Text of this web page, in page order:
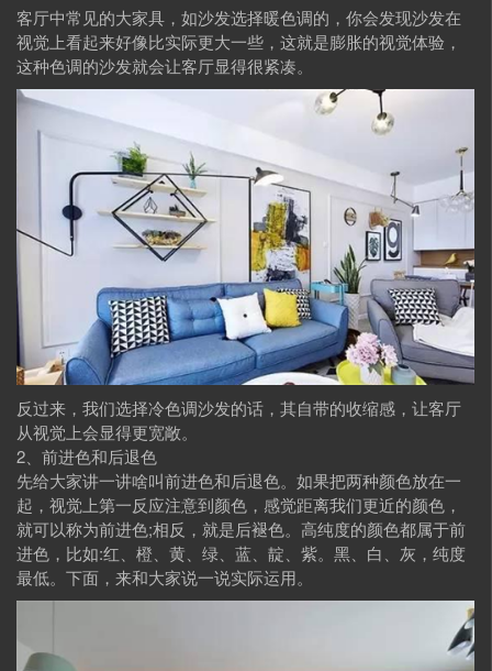
客厅中常见的大家具，如沙发选择暖色调的，你会发现沙发在
视觉上看起来好像比实际更大一些，这就是膨胀的视觉体验，
这种色调的沙发就会让客厅显得很紧凑。
反过来，我们选择冷色调沙发的话，其自带的收缩感，让客厅
从视觉上会显得更宽敞。
2、前进色和后退色
先给大家讲一讲啥叫前进色和后退色。如果把两种颜色放在一
起，视觉上第一反应注意到颜色，感觉距离我们更近的颜色，
就可以称为前进色;相反，就是后褪色。高纯度的颜色都属于前
进色，比如:红、橙、黄、绿、蓝、靛、紫。黑、白、灰，纯度
最低。下面，来和大家说一说实际运用。